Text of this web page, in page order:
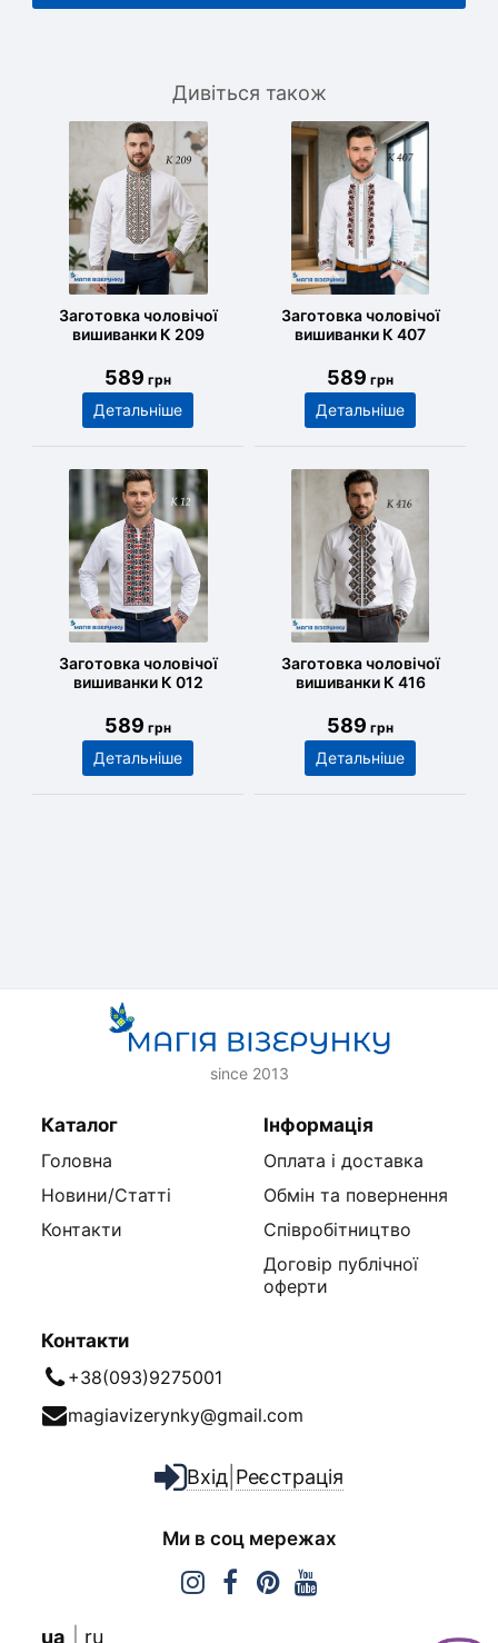
Дивіться також
Заготовка чоловічої
вишиванки К 209
589 грн
Детальніше
Заготовка чоловічої
вишиванки К 407
589 грн
Детальніше
Заготовка чоловічої
вишиванки К 012
589 грн
Детальніше
Заготовка чоловічої
вишиванки К 416
589 грн
Детальніше
since 2013
Каталог
Головна
Новини/Статті
Контакти
Інформація
Оплата і доставка
Обмін та повернення
Співробітництво
Договір публічної
оферти
Контакти
+38(093)9275001
magiavizerynky@gmail.com
Вхід Реєстрація
Ми в соц мережах
ua ru